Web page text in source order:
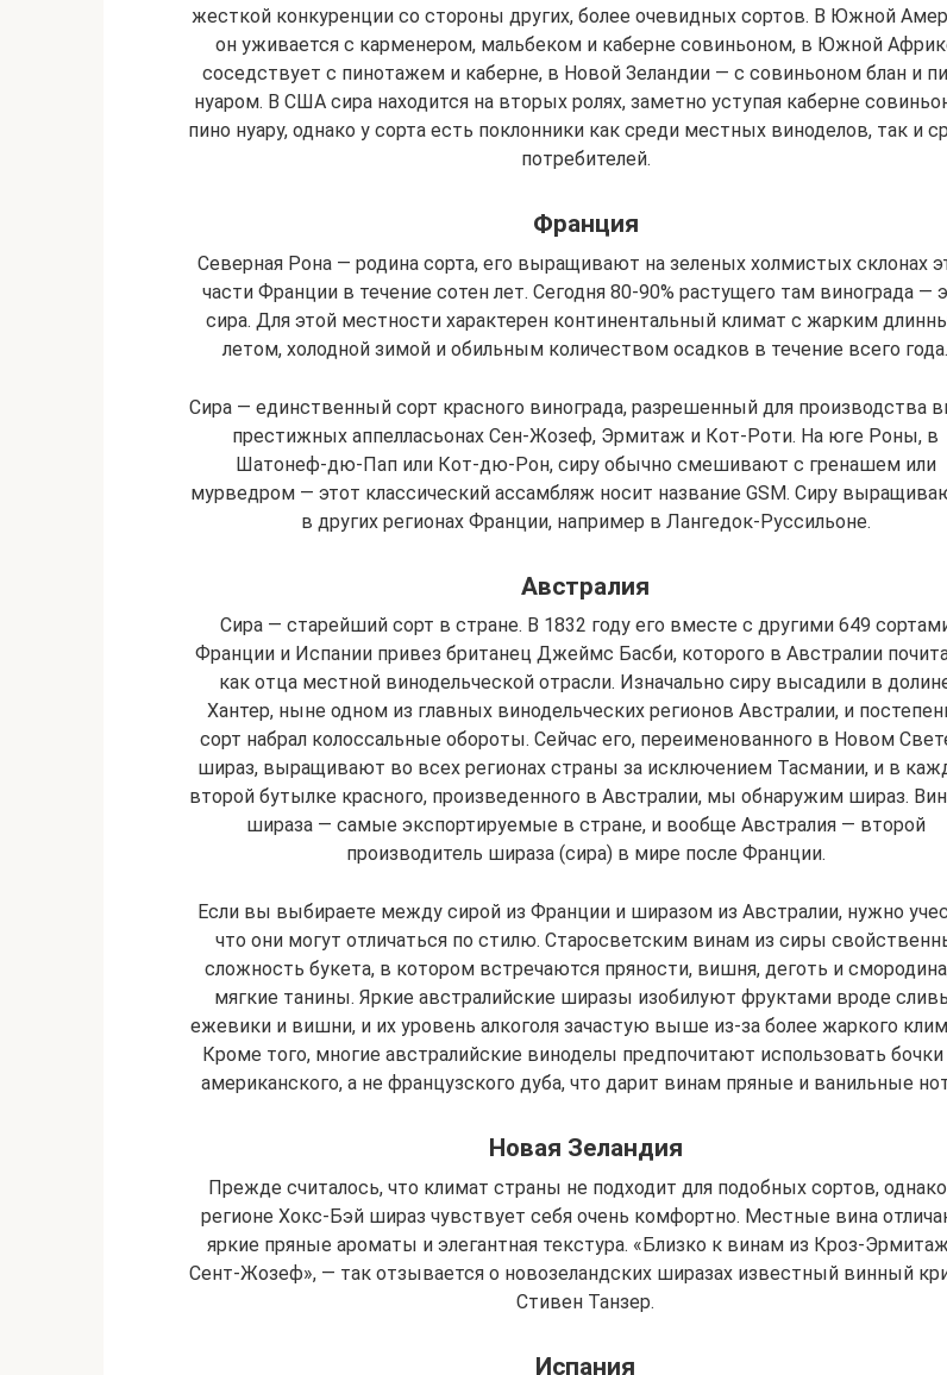
жесткой конкуренции со стороны других, более очевидных сортов. В Южной
он уживается с карменером, мальбеком и каберне совиньоном, в Южной
соседствует с пинотажем и каберне, в Новой Зеландии — с совиньоном блан и
нуаром. В США сира находится на вторых ролях, заметно уступая каберне
пино нуару, однако у сорта есть поклонники как среди местных виноделов, так и
потребителей.
Франция
Северная Рона — родина сорта, его выращивают на зеленых холмистых склонах
части Франции в течение сотен лет. Сегодня 80-90% растущего там винограда —
сира. Для этой местности характерен континентальный климат с жарким
летом, холодной зимой и обильным количеством осадков в течение всего года.
Сира — единственный сорт красного винограда, разрешенный для производства
престижных аппелласьонах Сен-Жозеф, Эрмитаж и Кот-Роти. На юге Роны, в
Шатонеф-дю-Пап или Кот-дю-Рон, сиру обычно смешивают с гренашем или
мурведром — этот классический ассамбляж носит название GSM. Сиру
в других регионах Франции, например в Лангедок-Руссильоне.
Австралия
Сира — старейший сорт в стране. В 1832 году его вместе с другими 649
Франции и Испании привез британец Джеймс Басби, которого в Австралии
как отца местной винодельческой отрасли. Изначально сиру высадили в
Хантер, ныне одном из главных винодельческих регионов Австралии, и
сорт набрал колоссальные обороты. Сейчас его, переименованного в Новом
шираз, выращивают во всех регионах страны за исключением Тасмании, и в
второй бутылке красного, произведенного в Австралии, мы обнаружим шираз.
шираза — самые экспортируемые в стране, и вообще Австралия — второй
производитель шираза (сира) в мире после Франции.
Если вы выбираете между сирой из Франции и ширазом из Австралии, нужно
что они могут отличаться по стилю. Старосветским винам из сиры
сложность букета, в котором встречаются пряности, вишня, деготь и
мягкие танины. Яркие австралийские ширазы изобилуют фруктами вроде
ежевики и вишни, и их уровень алкоголя зачастую выше из-за более жаркого
Кроме того, многие австралийские виноделы предпочитают использовать бочки
американского, а не французского дуба, что дарит винам пряные и ванильные
Новая Зеландия
Прежде считалось, что климат страны не подходит для подобных сортов,
регионе Хокс-Бэй шираз чувствует себя очень комфортно. Местные вина
яркие пряные ароматы и элегантная текстура. «Близко к винам из Кроз-
Сент-Жозеф», — так отзывается о новозеландских ширазах известный винный
Стивен Танзер.
Испания